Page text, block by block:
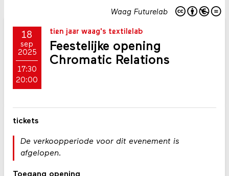
Waag Futurelab
18
sep
2025
17:30
20:00
tien jaar waag's textilelab
Feestelijke opening
Chromatic Relations
tickets
De verkoopperiode voor dit evenement is
afgelopen.